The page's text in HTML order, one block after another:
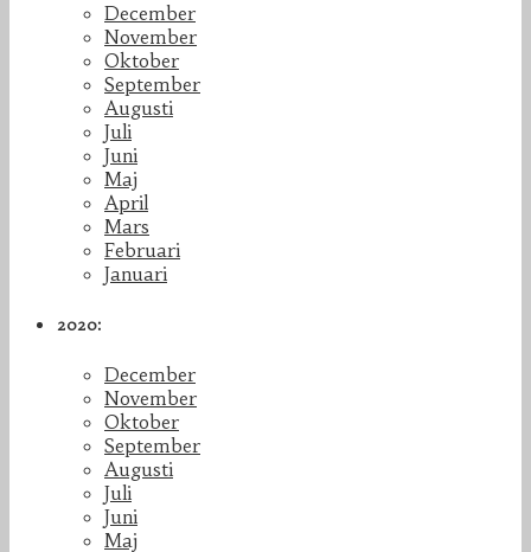
December
November
Oktober
September
Augusti
Juli
Juni
Maj
April
Mars
Februari
Januari
2020:
December
November
Oktober
September
Augusti
Juli
Juni
Maj